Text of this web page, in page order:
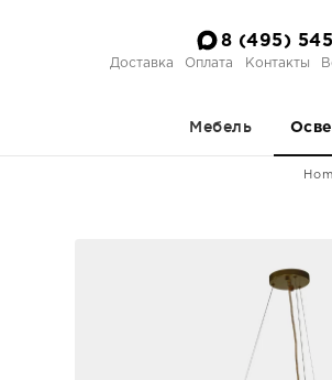
8 (495)
Доставка Оплата Контакты
Мебель